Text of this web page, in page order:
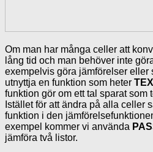
Om man har många celler att
lång tid och man behöver inte
exempelvis göra jämförelser eller
utnyttja en funktion som heter
funktion gör om ett tal sparat som
Istället för att ändra på alla celler
funktion i den
exempel kommer vi använda
jämföra två listor.